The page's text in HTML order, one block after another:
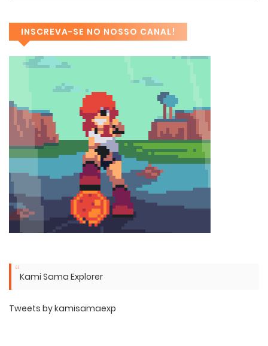
INSCREVA-SE NO NOSSO CANAL!
Kami Sama Explorer
Tweets by kamisamaexp